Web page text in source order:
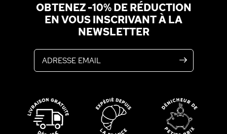
OBTENEZ -10% DE RÉDUCTION
EN VOUS INSCRIVANT À LA
NEWSLETTER